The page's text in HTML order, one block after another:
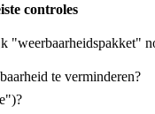
controles
"weerbaarheidspakket"
te verminderen?